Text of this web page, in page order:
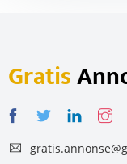
Gratis